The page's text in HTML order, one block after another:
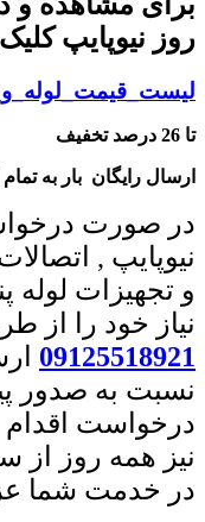
روز نیوپایپ
تا 26 درصد تخفیف
ارسال رایگان بار به تمام
در صورت
نیوپایپ ,
و تجهیزات لوله
نیاز خود را از
09125518921
نسبت به صدور
درخواست اقدام
در خدمت شما